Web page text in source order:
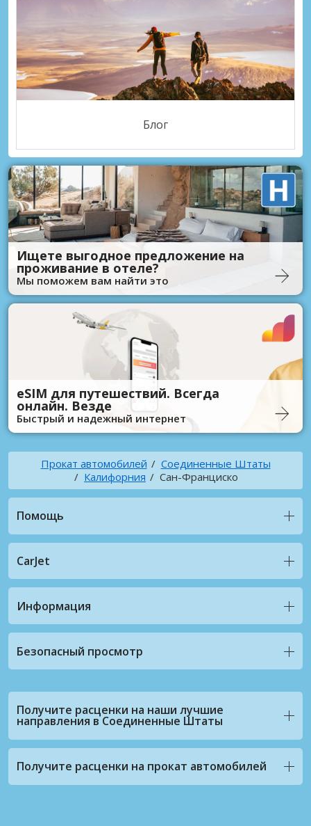
Блог
Ищете выгодное предложение на
проживание в отеле?
Мы поможем вам найти это
eSIM для путешествий. Всегда
онлайн. Везде
Быстрый и надежный интернет
Прокат автомобилей
Соединенные Штаты
Калифорния
Сан-Франциско
Помощь
CarJet
Информация
Безопасный просмотр
Получите расценки на наши лучшие
направления в Соединенные Штаты
Получите расценки на прокат автомобилей